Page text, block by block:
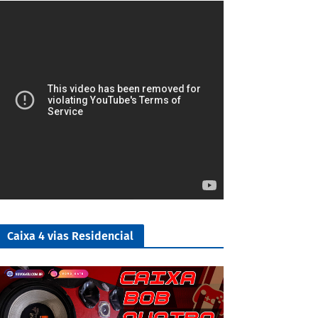
Caixa 4 vias Residencial